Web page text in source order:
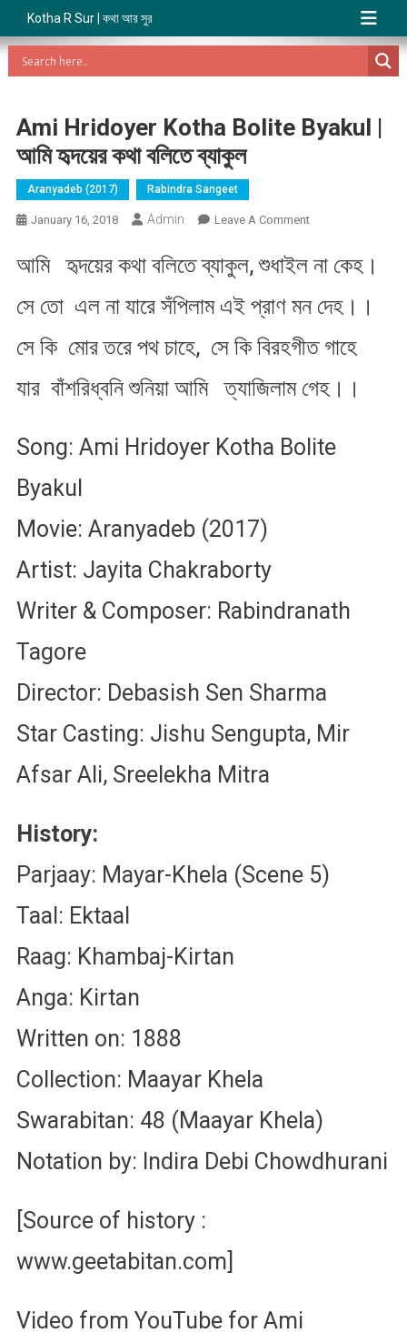
Kotha R Sur | কথা আর সুর
Ami Hridoyer Kotha Bolite Byakul |
আমি হৃদয়ের কথা বলিতে ব্যাকুল
Aranyadeb (2017) Rabindra Sangeet
January 16, 2018 Admin Leave A CommentOn
Hridoyer
Bolite
|
হৃদয়ের
ব্যাকুল
আমি হৃদয়ের কথা বলিতে ব্যাকুল, শুধাইল না কেহ।
সে তো এল না যারে সঁপিলাম এই প্রাণ মন দেহ।।
সে কি মোর তরে পথ চাহে, সে কি বিরহগীত গাহে
যার বাঁশরিধ্বনি শুনিয়া আমি ত্যাজিলাম গেহ।।
Song: Ami Hridoyer Kotha Bolite
Byakul
Movie: Aranyadeb (2017)
Artist: Jayita Chakraborty
Writer & Composer: Rabindranath
Tagore
Director: Debasish Sen Sharma
Star Casting: Jishu Sengupta, Mir
Afsar Ali, Sreelekha Mitra
History:
Parjaay: Mayar-Khela (Scene 5)
Taal: Ektaal
Raag: Khambaj-Kirtan
Anga: Kirtan
Written on: 1888
Collection: Maayar Khela
Swarabitan: 48 (Maayar Khela)
Notation by: Indira Debi Chowdhurani
[Source of history :
www.geetabitan.com]
Video from YouTube for Ami